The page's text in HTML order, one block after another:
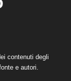
contenuti degli
e autori.